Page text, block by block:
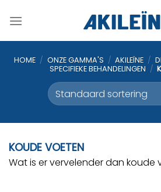
naar
HOME / ONZE GAMMA'S / AKILEÏNE /
SPECIFIEKE BEHANDELINGEN /
KOUDE VOETEN
Wat is er vervelender dan koude